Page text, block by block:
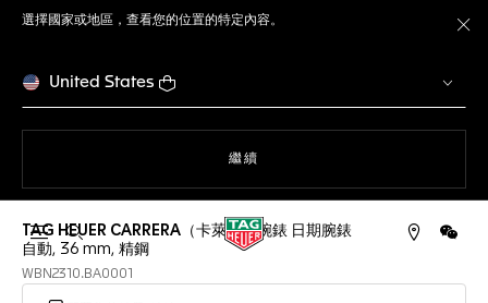
選擇國家或地區，查看您的位置的特定內容。
United States
繼續
開啟搜尋 微信
TAG HEUER CARRERA（卡萊拉）腕錶 日期腕錶
自動, 36 mm, 精鋼
WBN2310.BA0001